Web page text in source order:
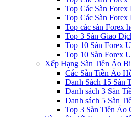
Top Các Sàn
Top Các Sàn
Top các sàn Forex
Top 3 Sàn Giao
Top 10 Sàn Forex
Top 10 Sàn Forex
Xếp Hạng Sàn Tiền Ảo
Các Sàn Tiền Ảo
Danh Sách 15 Sàn
Danh sách 3 Sàn
Danh sách 5 Sàn
Top 3 Sàn Tiền Ảo